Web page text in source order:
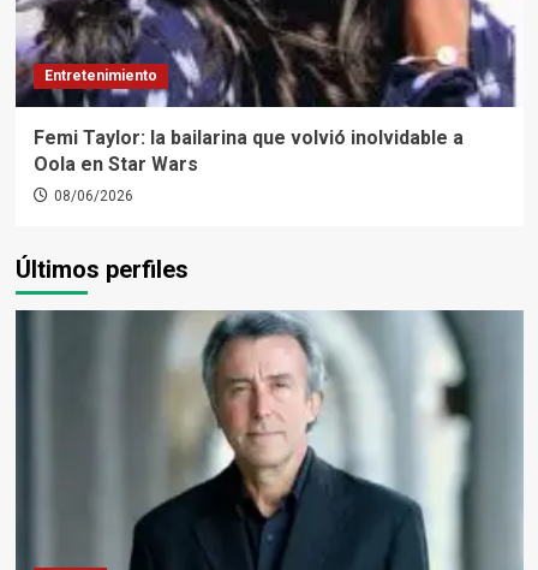
Entretenimiento
Femi Taylor: la bailarina que volvió inolvidable a
Oola en Star Wars
08/06/2026
Últimos perfiles